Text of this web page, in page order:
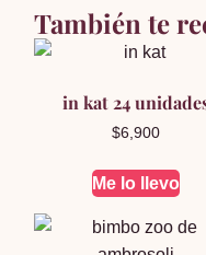
También te
in kat 24
$6,900
Me lo llevo